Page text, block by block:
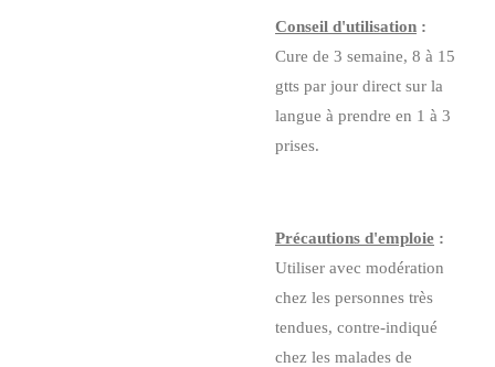
Conseil d'utilisation :
Cure de 3 semaine, 8 à 15
gtts par jour direct sur la
langue à prendre en 1 à 3
prises.
Précautions d'emploie :
Utiliser avec modération
chez les personnes très
tendues, contre-indiqué
chez les malades de